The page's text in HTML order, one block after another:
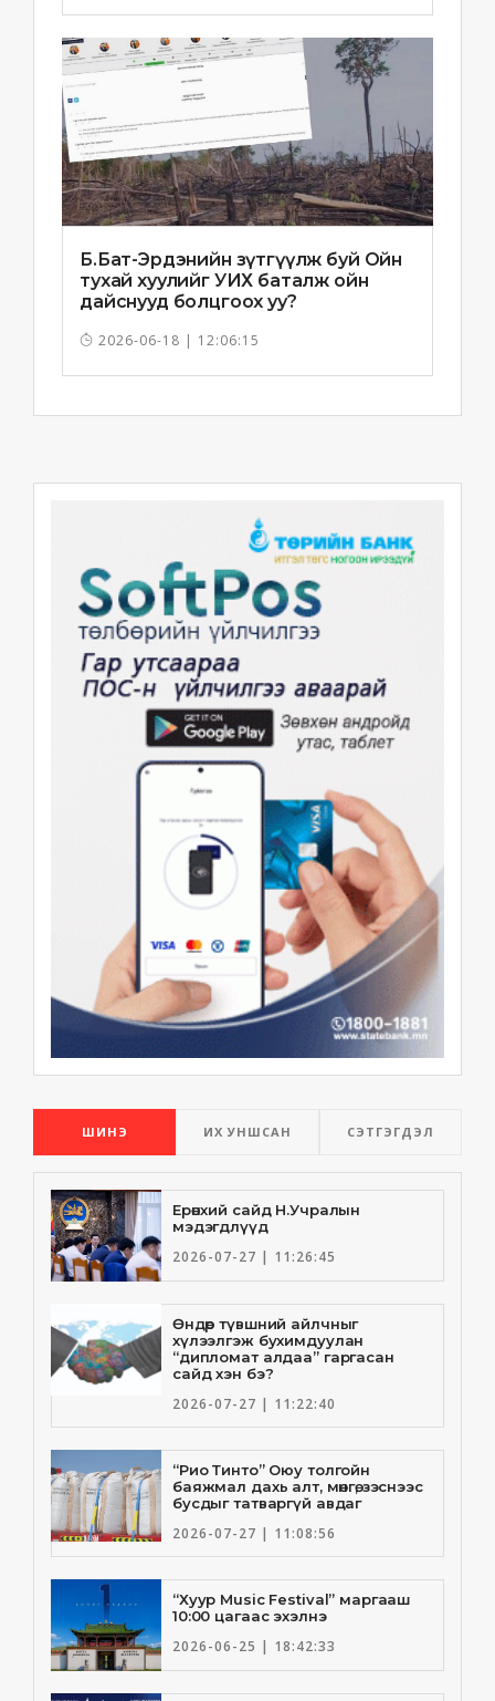
Б.Бат-Эрдэнийн зүтгүүлж буй Ойн
тухай хуулийг УИХ баталж ойн
дайснууд болцгоох уу?
2026-06-18 | 12:06:15
ШИНЭ ИХ УНШСАН СЭТГЭГДЭЛ
Ерөнхий сайд Н.Учралын
мэдэгдлүүд
2026-07-27 | 11:26:45
Өндөр түвшний айлчныг
хүлээлгэж бухимдуулан
“дипломат алдаа” гаргасан
сайд хэн бэ?
2026-07-27 | 11:22:40
“Рио Тинто” Оюу толгойн
баяжмал дахь алт, мөнгө, зэснээс
бусдыг татваргүй авдаг
2026-07-27 | 11:08:56
“Хуур Music Festival” маргааш
10:00 цагаас эхэлнэ
2026-06-25 | 18:42:33